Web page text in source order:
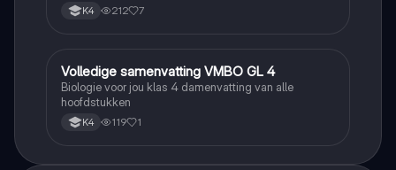
K4 212 7
Biologie
Volledige samenvatting VMBO GL 4
Biologie voor jou klas 4 damenvatting van alle
hoofdstukken
K4 119 1